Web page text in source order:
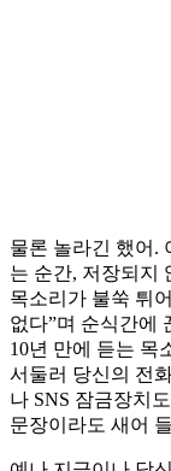
물론 놀라긴 했어.
는 순간, 저장되지
목소리가 불쑥 튀
없다”며 순식간에
10년 만에 듣는 목
서둘러 당신의 전
나 SNS 잠금장치
문장이라도 새어